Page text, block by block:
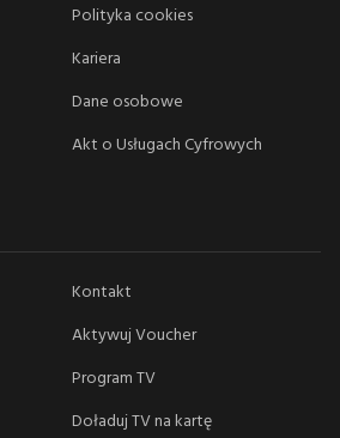
Polityka cookies
Kariera
Dane osobowe
Akt o Usługach Cyfrowych
Kontakt
Aktywuj Voucher
Program TV
Doładuj TV na kartę